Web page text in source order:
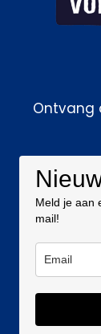
Ontvang
Meld je aan
mail!